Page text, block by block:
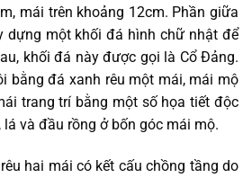
mái trên khoảng 12cm. Phần giữa
dựng một khối đá hình chữ nhật để
khối đá này được gọi là Cổ Đảng.
bằng đá xanh rêu một mái, mái mộ
trang trí bằng một số họa tiết độc
và đầu rồng ở bốn góc mái mộ.
hai mái có kết cấu chồng tầng do